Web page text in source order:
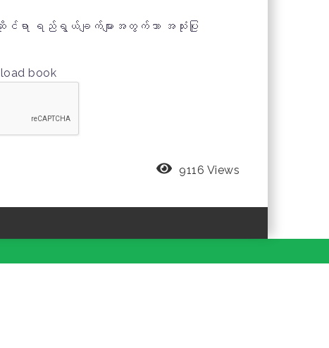
ရာ ရည်ရွယ်ချက်များအတွက်သာ အသုံးပြု
book
9116 Views